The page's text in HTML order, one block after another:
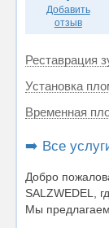
Добавить
отзыв
Реставрация
Установка
Временная
➡️ Все
Добро
SALZWEDEL,
Мы предлагаем